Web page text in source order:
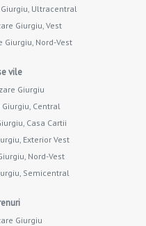
Ultracentral
Giurgiu, Vest
Nord-Vest
vile
Giurgiu
Central
Casa Cartii
Exterior Vest
Nord-Vest
Semicentral
Giurgiu